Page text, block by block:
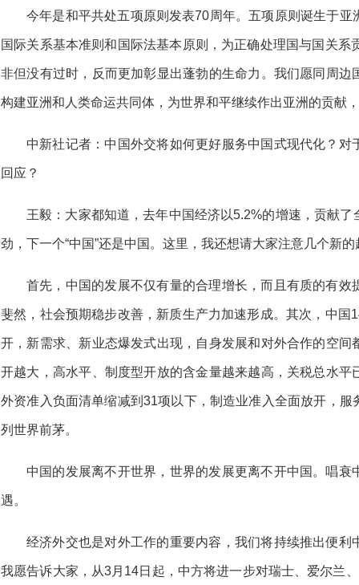
今年是和平共处五项原则发表70周年。五项原则诞生于
国际关系基本准则和国际法基本原则，为正确处理国与国关
非但没有过时，反而更加彰显出蓬勃的生命力。我们愿同周
构建亚洲和人类命运共同体，为世界和平继续作出亚洲的贡献
中新社记者：中国外交将如何更好服务中国式现代化？
回应？
王毅：大家都知道，去年中国经济以5.2%的增速，贡献
劲，下一个“中国”还是中国。这里，我还想请大家注意几个新的
首先，中国的发展不仅有量的合理增长，而且有质的有
斐然，社会预期稳步改善，新质生产力加速形成。其次，中国
开，新需求、新业态爆发式出现，自身发展和对外合作的空
开越大，高水平、制度型开放的含金量越来越高，关税总水
外资准入负面清单缩减到31项以下，制造业准入全面放开，
列世界前茅。
中国的发展离不开世界，世界的发展更离不开中国。唱
遇。
经济外交也是对外工作的重要内容，我们将持续推出便
我愿告诉大家，从3月14日起，中方将进一步对瑞士、爱尔兰